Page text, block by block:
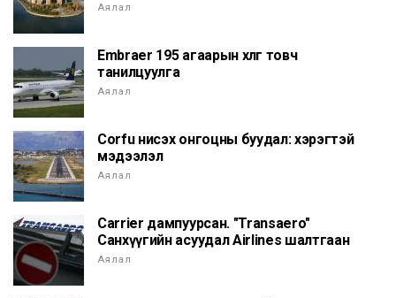
Аялал
Embraer 195 агаарын хөлөг товч
танилцуулга
Аялал
Corfu нисэх онгоцны буудал: хэрэгтэй
мэдээлэл
Аялал
Carrier дампуурсан. "Transaero"
Санхүүгийн асуудал Airlines шалтгаан
Аялал